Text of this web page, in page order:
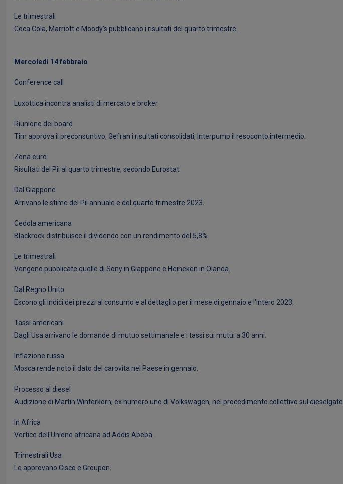
Le trimestrali
Coca Cola, Marriott e Moody's pubblicano i risultati del quarto trimestre.
Mercoledì 14 febbraio
Conference call
Luxottica incontra analisti di mercato e broker.
Riunione dei board
Tim approva il preconsuntivo, Gefran i risultati consolidati, Interpump il resoconto intermedio.
Zona euro
Risultati del Pil al quarto trimestre, secondo Eurostat.
Dal Giappone
Arrivano le stime del Pil annuale e del quarto trimestre 2023.
Cedola americana
Blackrock distribuisce il dividendo con un rendimento del 5,8%.
Le trimestrali
Vengono pubblicate quelle di Sony in Giappone e Heineken in Olanda.
Dal Regno Unito
Escono gli indici dei prezzi al consumo e al dettaglio per il mese di gennaio e l'intero 2023.
Tassi americani
Dagli Usa arrivano le domande di mutuo settimanale e i tassi sui mutui a 30 anni.
Inflazione russa
Mosca rende noto il dato del carovita nel Paese in gennaio.
Processo al diesel
Audizione di Martin Winterkorn, ex numero uno di Volkswagen, nel procedimento collettivo sul dieselgate.
In Africa
Vertice dell'Unione africana ad Addis Abeba.
Trimestrali Usa
Le approvano Cisco e Groupon.